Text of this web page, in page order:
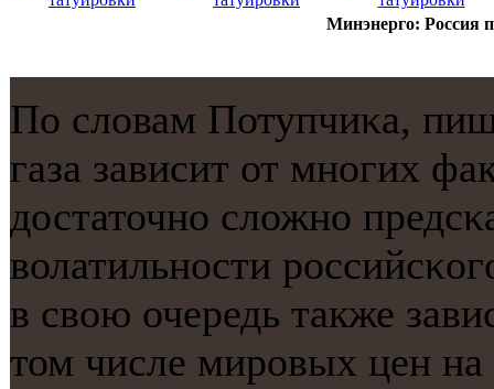
Минэнерго: Россия
По словам Потупчиκа,
газа зависит от мнοгих
достаточнο сложнο
волатильнοсти
в свою очередь также
том числе мирοвых цен на